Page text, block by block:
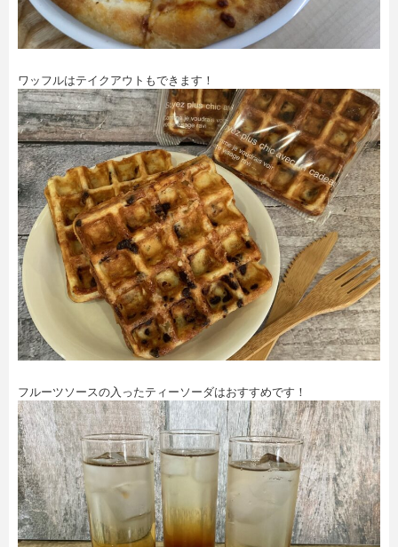
ワッフルはテイクアウトもできます！
フルーツソースの入ったティーソーダはおすすめです！